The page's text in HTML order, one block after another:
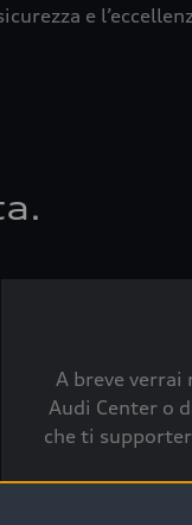
e
A breve
Audi Center o
che ti